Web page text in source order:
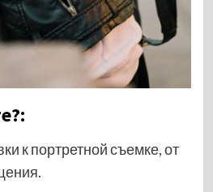
к портретной съемке, от